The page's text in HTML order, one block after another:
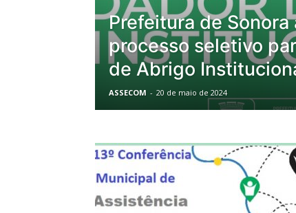
Prefeitura de Sonora
processo seletivo
de Abrigo
ASSECOM - 20 de maio de 2024